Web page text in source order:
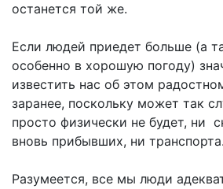
останется той же.
Если людей приедет больше (а
особенно в хорошую погоду)
известить нас об этом
заранее, поскольку может так
просто физически не будет, ни
вновь прибывших, ни транспорта.
Разумеется, все мы люди